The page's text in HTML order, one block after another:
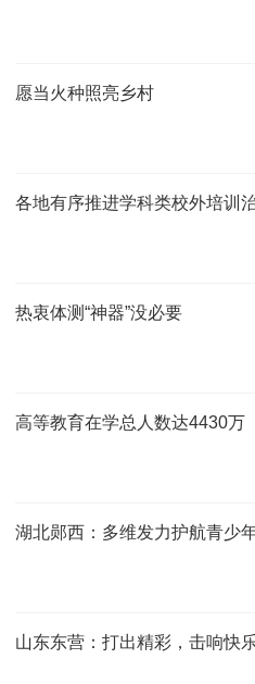
愿当火种照亮乡村
各地有序推进学科类校外培训
热衷体测“神器”没必要
高等教育在学总人数达4430万
湖北郧西：多维发力护航青少
山东东营：打出精彩，击响快